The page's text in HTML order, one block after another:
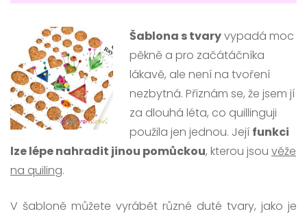
Šablona s tvaryvypadá moc
pěkně a pro začátáčníka
lákavě, ale není na tvoření
nezbytná. Přiznám se, že jsem jí
za dlouhá léta, co quillinguji
použila jen jednou. Její funkci
lze lépe nahradit jinou pomůckou, kterou jsou věže
na quiling.
V šabloně můžete vyrábět různé duté tvary, jako je